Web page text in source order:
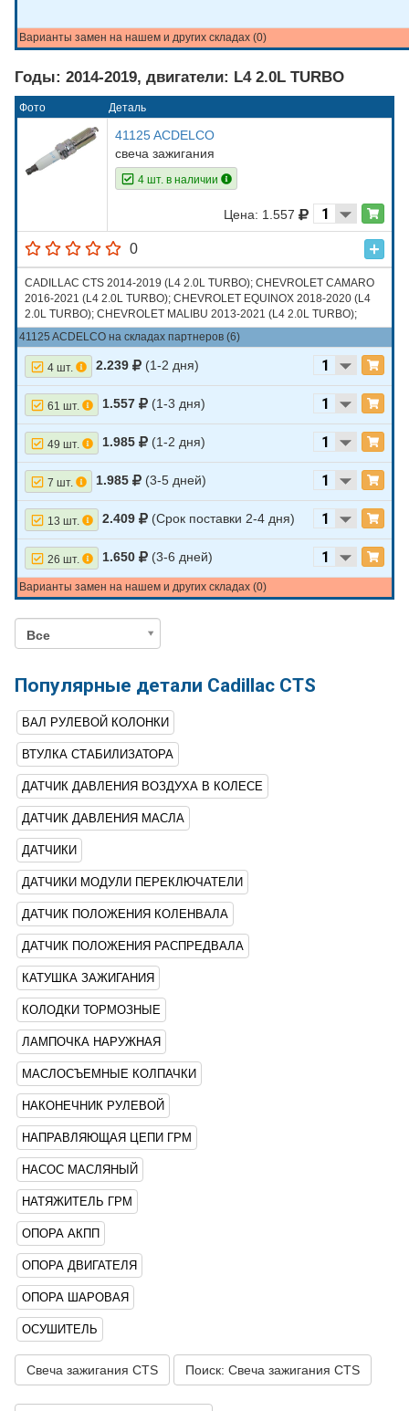
Варианты замен на нашем и других складах (0)
Годы: 2014-2019, двигатели: L4 2.0L TURBO
Фото Деталь
41125 ACDELCO
свеча зажигания
4 шт. в наличии
Цена: 1.557
0
CADILLAC CTS 2014-2019 (L4 2.0L TURBO); CHEVROLET CAMARO
2016-2021 (L4 2.0L TURBO); CHEVROLET EQUINOX 2018-2020 (L4
2.0L TURBO); CHEVROLET MALIBU 2013-2021 (L4 2.0L TURBO);
CHEVROLET TRAVERSE 2018, 2019 (L4 2.0L TURBO); GMC TERRAIN
2018-2020 (L4 2.0L TURBO)
41125 ACDELCO на складах партнеров (6)
4 шт. 2.239 (1-2 дня)
61 шт. 1.557 (1-3 дня)
49 шт. 1.985 (1-2 дня)
7 шт. 1.985 (3-5 дней)
13 шт. 2.409 (Срок поставки 2-4 дня)
26 шт. 1.650 (3-6 дней)
Варианты замен на нашем и других складах (0)
Все
Популярные детали Cadillac CTS
ВАЛ РУЛЕВОЙ КОЛОНКИ
ВТУЛКА СТАБИЛИЗАТОРА
ДАТЧИК ДАВЛЕНИЯ ВОЗДУХА В КОЛЕСЕ
ДАТЧИК ДАВЛЕНИЯ МАСЛА
ДАТЧИКИ
ДАТЧИКИ МОДУЛИ ПЕРЕКЛЮЧАТЕЛИ
ДАТЧИК ПОЛОЖЕНИЯ КОЛЕНВАЛА
ДАТЧИК ПОЛОЖЕНИЯ РАСПРЕДВАЛА
КАТУШКА ЗАЖИГАНИЯ
КОЛОДКИ ТОРМОЗНЫЕ
ЛАМПОЧКА НАРУЖНАЯ
МАСЛОСЪЕМНЫЕ КОЛПАЧКИ
НАКОНЕЧНИК РУЛЕВОЙ
НАПРАВЛЯЮЩАЯ ЦЕПИ ГРМ
НАСОС МАСЛЯНЫЙ
НАТЯЖИТЕЛЬ ГРМ
ОПОРА АКПП
ОПОРА ДВИГАТЕЛЯ
ОПОРА ШАРОВАЯ
ОСУШИТЕЛЬ
Свеча зажигания CTS Поиск: Свеча зажигания CTS